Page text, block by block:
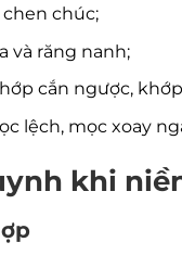
chúc;
và răng nanh;
cắn ngược,
lệch, mọc xoay
khi